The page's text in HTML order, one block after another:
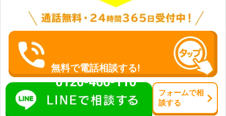
無料で電話相談する!
0120-466-110
フォームで相
談する